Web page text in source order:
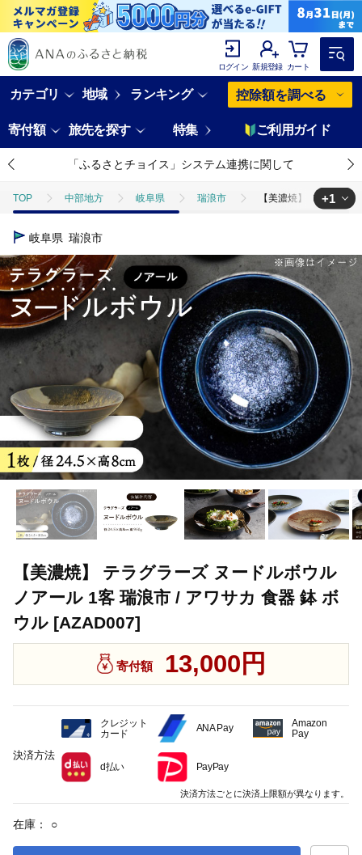
ログイン 新規登録 カート
カテゴリ 地域 ランキング 控除額を調べる
寄付額 旅先を探す 特集 ご利用ガイド
「ふるさとチョイス」システム連携に関して
TOP 中部地方 岐阜県 瑞浪市 【美濃焼】 テラグラ
TOP
+1
岐阜県 瑞浪市
【美濃焼】 テラグラーズ ヌードルボウル
ノアール 1客 瑞浪市 / アワサカ 食器 鉢 ボ
ウル [AZAD007]
寄付額 13,000円
在庫： ○
決済方法
クレジット
カード
ANA Pay
Amazon
Pay
d払い PayPay
決済方法ごとに決済上限額が異なります。